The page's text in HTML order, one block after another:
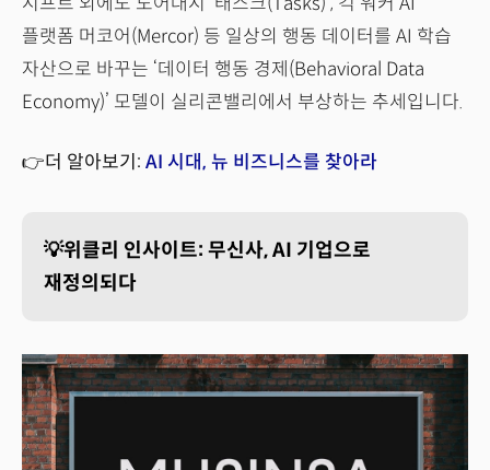
플랫폼 머코어(Mercor) 등 일상의 행동 데이터를 AI 학습
자산으로 바꾸는 ‘데이터 행동 경제(Behavioral Data
Economy)’ 모델이 실리콘밸리에서 부상하는 추세입니다.
👉더 알아보기: AI 시대, 뉴 비즈니스를 찾아라
💡위클리 인사이트: 무신사, AI 기업으로
재정의되다